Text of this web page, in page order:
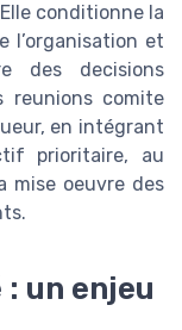
conditionne la
l’organisation et
des decisions
reunions comite
en intégrant
prioritaire, au
mise oeuvre des
un enjeu